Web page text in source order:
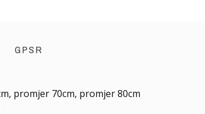
GPSR
promjer 70cm, promjer 80cm